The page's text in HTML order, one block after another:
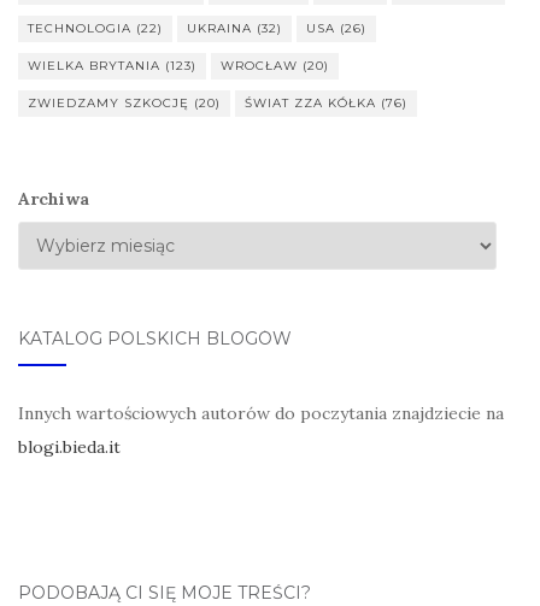
TECHNOLOGIA (22) UKRAINA (32) USA (26)
WIELKA BRYTANIA (123) WROCŁAW (20)
ZWIEDZAMY SZKOCJĘ (20) ŚWIAT ZZA KÓŁKA (76)
Archiwa
KATALOG POLSKICH BLOGÓW
Innych wartościowych autorów do poczytania znajdziecie na
blogi.bieda.it
PODOBAJĄ CI SIĘ MOJE TREŚCI?